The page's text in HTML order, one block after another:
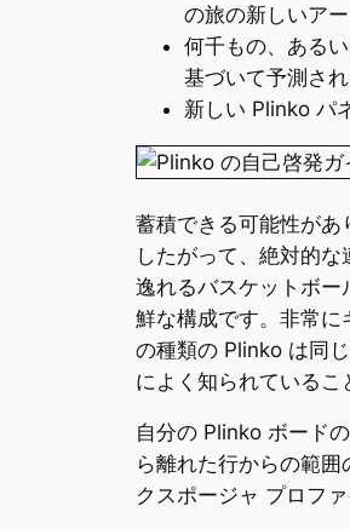
の旅の新しいア
何千もの、ある
基づいて予測さ
新しい Plinko パ
蓄積できる可能性があ
したがって、絶対的
逸れるバスケットボ
鮮な構成です。非常
の種類の Plinko は同
によく知られているこ
自分の Plinko ボード
ら離れた行からの範
クスポージャ プロフ